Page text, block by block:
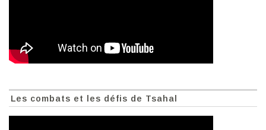
Les combats et les défis de Tsahal